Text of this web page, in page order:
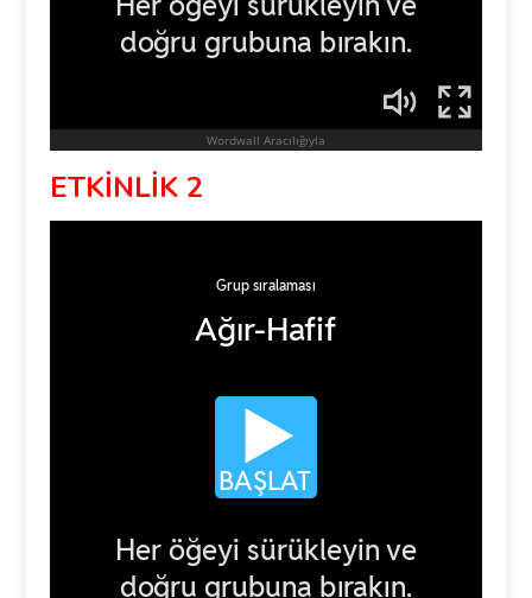
ETKİNLİK 2